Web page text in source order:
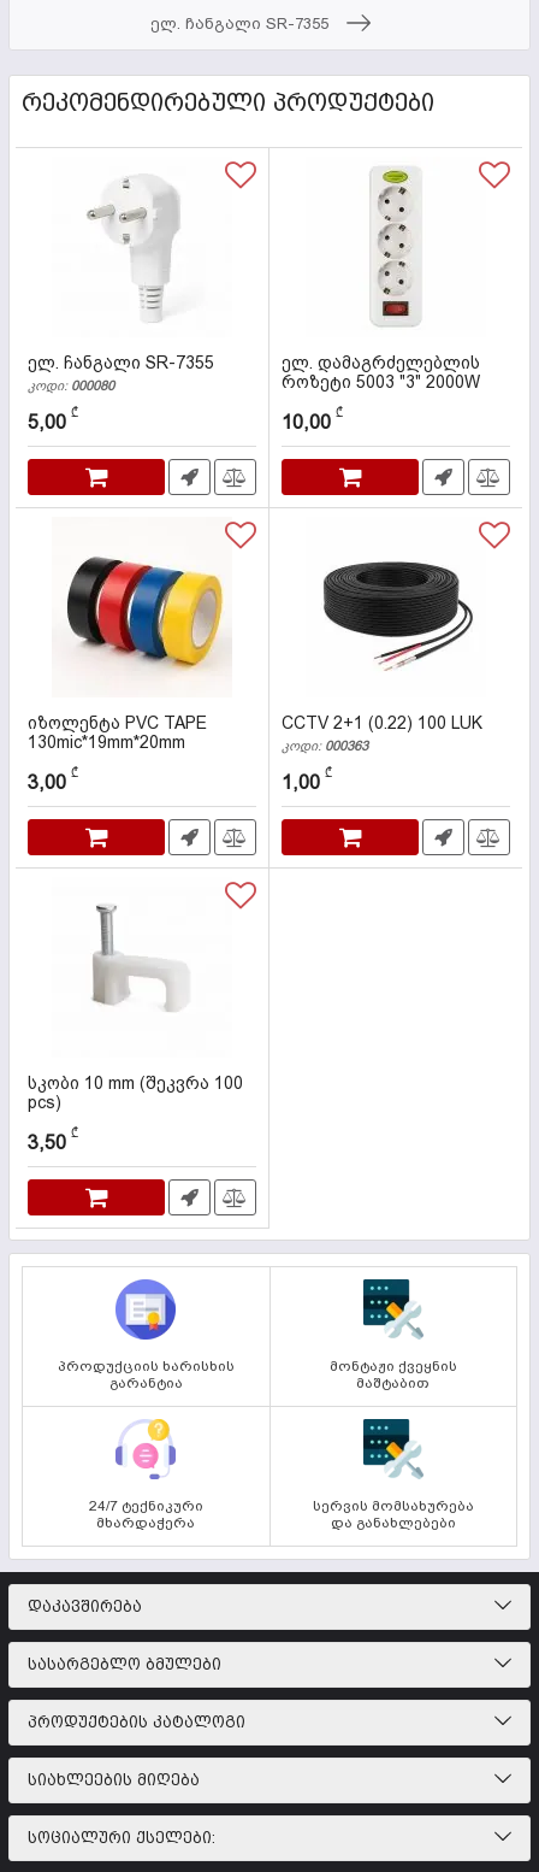
ელ. ჩანგალი SR-7355
ᲠᲔᲙᲝᲛᲔᲜᲓᲘᲠᲔᲑᲣᲚᲘ ᲞᲠᲝᲓᲣᲥᲢᲔᲑᲘ
ელ. ჩანგალი SR-7355
კოდი: 000080
5,00 ₾
ელ. დამაგრძელებლის
როზეტი 5003 "3" 2000W
000462
10,00 ₾
იზოლენტა PVC TAPE
130mic*19mm*20mm
000175
3,00 ₾
CCTV 2+1 (0.22) 100 LUK
კოდი: 000363
1,00 ₾
სკობი 10 mm (შეკვრა 100
pcs)
000282
3,50 ₾
პროდუქციის ხარისხის
გარანტია
მონტაჟი ქვეყნის
მაშტაბით
24/7 ტექნიკური
მხარდაჭერა
სერვის მომსახურება
და განახლებები
ᲓᲐᲙᲐᲕᲨᲘᲠᲔᲑᲐ
ᲡᲐᲡᲐᲠᲒᲔᲑᲚᲝ ᲑᲛᲣᲚᲔᲑᲘ
ᲞᲠᲝᲓᲣᲥᲢᲔᲑᲘᲡ ᲙᲐᲢᲐᲚᲝᲒᲘ
ᲡᲘᲐᲮᲚᲔᲔᲑᲘᲡ ᲛᲘᲦᲔᲑᲐ
ᲡᲝᲪᲘᲐᲚᲣᲠᲘ ᲥᲡᲔᲚᲔᲑᲘ: